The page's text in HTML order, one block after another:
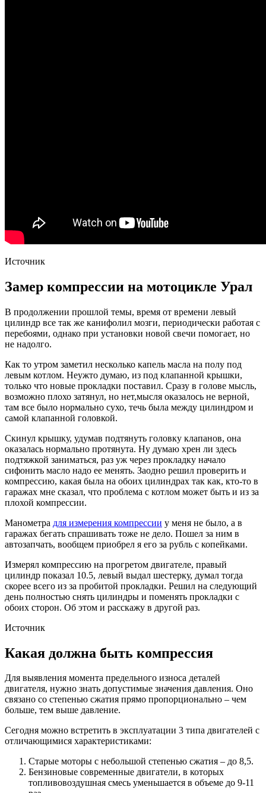
Источник
Замер компрессии на мотоцикле Урал
В продолжении прошлой темы, время от времени левый
цилиндр все так же канифолил мозги, периодически работая с
перебоями, однако при установки новой свечи помогает, но
не надолго.
Как то утром заметил несколько капель масла на полу под
левым котлом. Неужто думаю, из под клапанной крышки,
только что новые прокладки поставил. Сразу в голове мысль,
возможно плохо затянул, но нет,мысля оказалось не верной,
там все было нормально сухо, течь была между цилиндром и
самой клапанной головкой.
Скинул крышку, удумав подтянуть головку клапанов, она
оказалась нормально протянута. Ну думаю хрен ли здесь
подтяжкой заниматься, раз уж через прокладку начало
сифонить масло надо ее менять. Заодно решил проверить и
компрессию, какая была на обоих цилиндрах так как, кто-то в
гаражах мне сказал, что проблема с котлом может быть и из за
плохой компрессии.
Манометра для измерения компрессии у меня не было, а в
гаражах бегать спрашивать тоже не дело. Пошел за ним в
автозапчать, вообщем приобрел я его за рубль с копейками.
Измерял компрессию на прогретом двигателе, правый
цилиндр показал 10.5, левый выдал шестерку, думал тогда
скорее всего из за пробитой прокладки. Решил на следующий
день полностью снять цилиндры и поменять прокладки с
обоих сторон. Об этом и расскажу в другой раз.
Источник
Какая должна быть компрессия
Для выявления момента предельного износа деталей
двигателя, нужно знать допустимые значения давления. Оно
связано со степенью сжатия прямо пропорционально – чем
больше, тем выше давление.
Сегодня можно встретить в эксплуатации 3 типа двигателей с
отличающимися характеристиками:
Старые моторы с небольшой степенью сжатия – до 8,5.
Бензиновые современные двигатели, в которых
топливовоздушная смесь уменьшается в объеме до 9-11